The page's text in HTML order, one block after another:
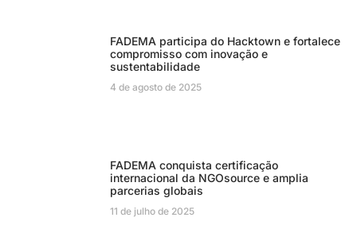
FADEMA participa do Hacktown e fortalece
compromisso com inovação e
sustentabilidade
4 de agosto de 2025
FADEMA conquista certificação
internacional da NGOsource e amplia
parcerias globais
11 de julho de 2025